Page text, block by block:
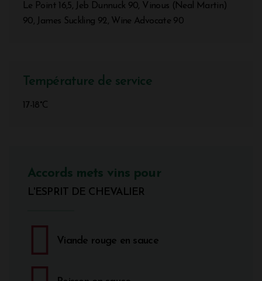
Le Point 16,5, Jeb Dunnuck 90, Vinous (Neal Martin)
90, James Suckling 92, Wine Advocate 90
Température de service
17-18°C
Accords mets vins pour
L'ESPRIT DE CHEVALIER
Viande rouge en sauce